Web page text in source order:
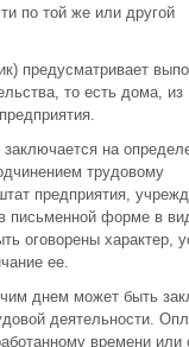
по той же или другой
предусматривает
то есть дома, из
на
трудовому
предприятия,
письменной форме в
оговорены характер,
ее.
днем может быть
деятельности.
времени или